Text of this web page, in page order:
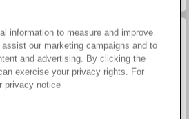
information to measure and improve
our marketing campaigns and to
and advertising. By clicking the
exercise your privacy rights. For
privacy notice